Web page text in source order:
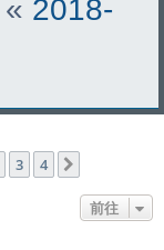
« 2018-
3 4
前往